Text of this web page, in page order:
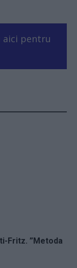
aici pentru
Fritz. ”Metoda